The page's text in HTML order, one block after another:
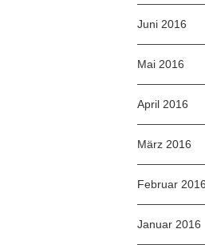
Juni 2016
Mai 2016
April 2016
März 2016
Februar 2016
Januar 2016